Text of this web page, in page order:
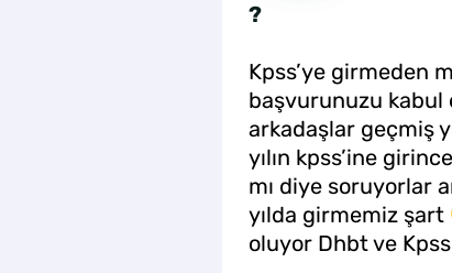
?
Kpss’ye girmeden
başvurunuzu kabul
arkadaşlar geçmiş
yılın kpss’ine
mı diye soruyorlar
yılda girmemiz şart
oluyor Dhbt ve Kpss